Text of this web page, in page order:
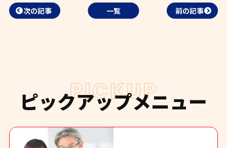
次の記事 一覧 前の記事
PICKUP
ピックアップメニュー